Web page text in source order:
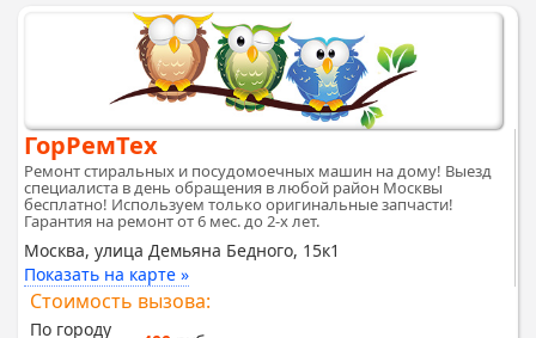
ГорРемТех
Ремонт стиральных и посудомоечных машин на дому! Выезд
специалиста в день обращения в любой район Москвы
бесплатно! Используем только оригинальные запчасти!
Гарантия на ремонт от 6 мес. до 2-х лет.
Москва, улица Демьяна Бедного, 15к1
Показать на карте »
Стоимость вызова:
По городу